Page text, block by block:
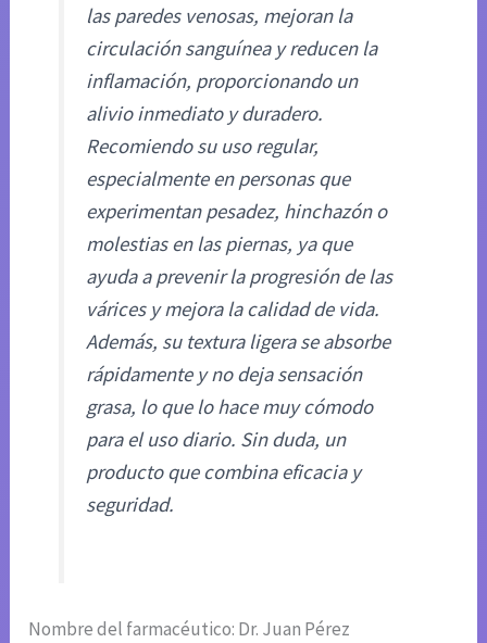
las paredes venosas, mejoran la
circulación sanguínea y reducen la
inflamación, proporcionando un
alivio inmediato y duradero.
Recomiendo su uso regular,
especialmente en personas que
experimentan pesadez, hinchazón o
molestias en las piernas, ya que
ayuda a prevenir la progresión de las
várices y mejora la calidad de vida.
Además, su textura ligera se absorbe
rápidamente y no deja sensación
grasa, lo que lo hace muy cómodo
para el uso diario. Sin duda, un
producto que combina eficacia y
seguridad.
Nombre del farmacéutico: Dr. Juan Pérez